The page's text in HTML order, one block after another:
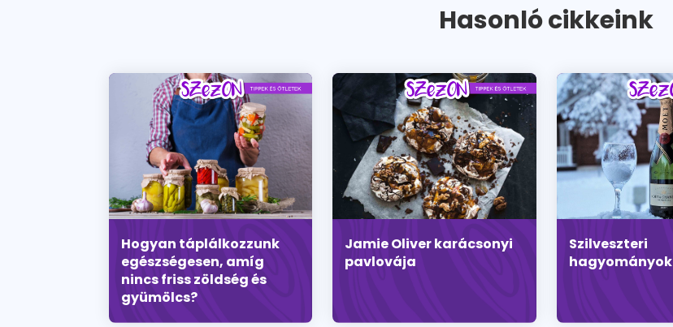
Hasonló cikkeink
Hogyan táplálkozzunk
egészségesen, amíg
nincs friss zöldség és
gyümölcs?
Jamie Oliver karácsonyi
pavlovája
Szilveszteri
hagyományok